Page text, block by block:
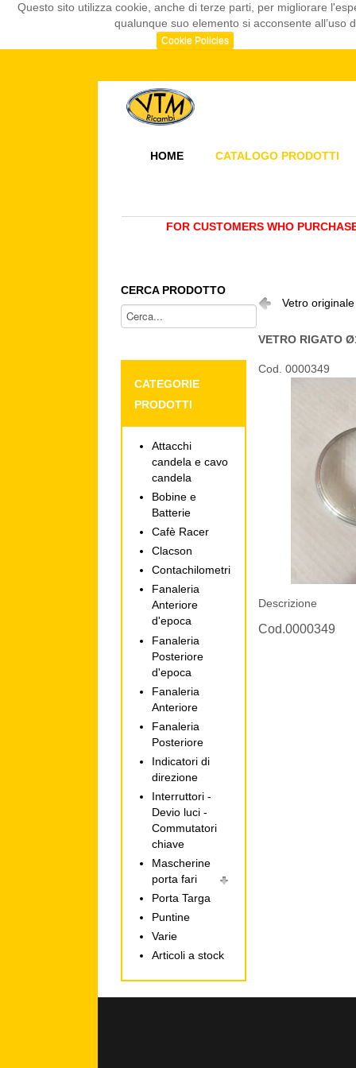
Questo sito utilizza cookie, anche di terze parti, per migliorare
qualunque suo elemento si acconsente all’uso
Cookie Policies
HOME CATALOGO PRODOTTI
FOR CUSTOMERS WHO
Vetro
VETRO RIGATO
Cod. 0000349
Descrizione
Cod.0000349
CERCA PRODOTTO
CATEGORIE
PRODOTTI
Attacchi
candela e cavo
candela
Bobine e
Batterie
Cafè Racer
Clacson
Contachilometri
Fanaleria
Anteriore
d'epoca
Fanaleria
Posteriore
d'epoca
Fanaleria
Anteriore
Fanaleria
Posteriore
Indicatori di
direzione
Interruttori -
Devio luci -
Commutatori
chiave
Mascherine
porta fari
Porta Targa
Puntine
Varie
Articoli a stock